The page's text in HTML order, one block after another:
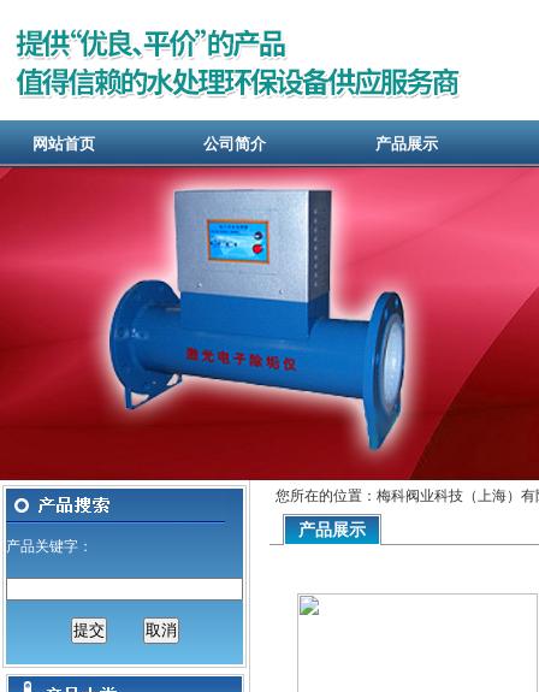
网站首页 公司简介 产品展示
产品关键字：
您所在的位置：梅科阀业科技（上海）
产品展示